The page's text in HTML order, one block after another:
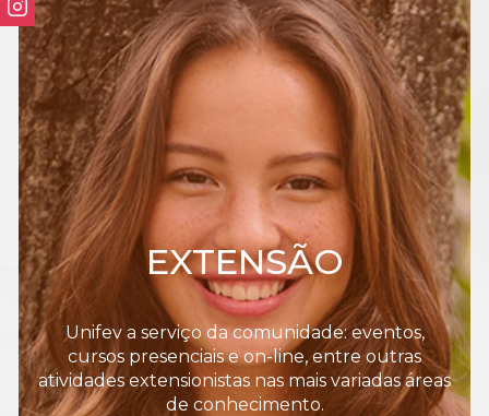
EXTENSÃO
Unifev a serviço da comunidade: eventos,
cursos presenciais e on-line, entre outras
atividades extensionistas nas mais variadas áreas
de conhecimento.